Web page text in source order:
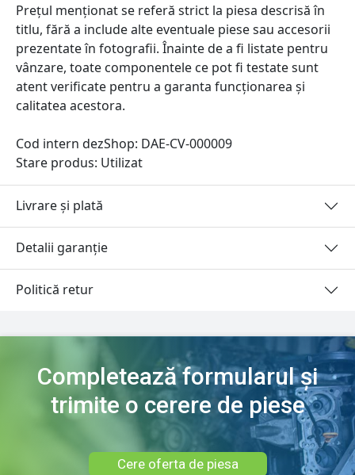
Prețul menționat se referă strict la piesa descrisă în
titlu, fără a include alte eventuale piese sau accesorii
prezentate în fotografii. Înainte de a fi listate pentru
vânzare, toate componentele ce pot fi testate sunt
atent verificate pentru a garanta funcționarea și
calitatea acestora.
Cod intern dezShop: DAE-CV-000009
Stare produs: Utilizat
Livrare și plată
Detalii garanție
Politică retur
Completează formularul și
trimite o cerere de piese
Cere oferta de piesa